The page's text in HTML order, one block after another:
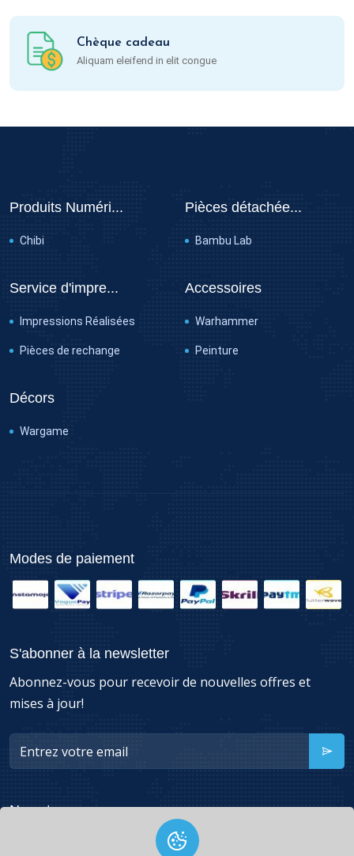
Chèque cadeau
Aliquam eleifend in elit congue
Produits Numéri...
Chibi
Pièces détachée...
Bambu Lab
Service d'impre...
Impressions Réalisées
Pièces de rechange
Accessoires
Warhammer
Peinture
Décors
Wargame
Modes de paiement
S'abonner à la newsletter
Abonnez-vous pour recevoir de nouvelles offres et
mises à jour!
Nous trouver